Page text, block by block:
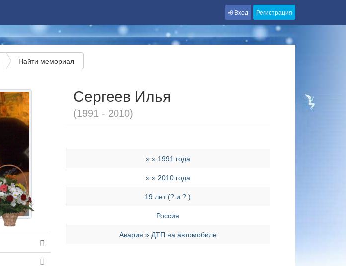
Вход Регистрация
Найти мемориал
Сергеев Илья
(1991 - 2010)
» » 1991 года
» » 2010 года
19 лет (? и ? )
Россия
Авария » ДТП на автомобиле